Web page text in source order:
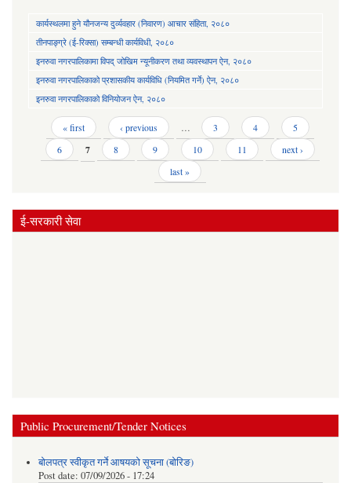
कार्यस्थलमा हुने यौनजन्य दुर्व्यवहार (निवारण) आचार संहिता, २०८०
तीनपाङ्ग्रे (ई-रिक्सा) सम्बन्धी कार्यविधी, २०८०
इनरुवा नगरपालिकामा विपद् जोखिम न्यूनीकरण तथा व्यवस्थापन ऐन, २०८०
इनरुवा नगरपालिकाको प्रशासकीय कार्यविधि (नियमित गर्ने) ऐन, २०८०
इनरुवा नगरपालिकाको विनियोजन ऐन, २०८०
Pages « first ‹ previous … 3 4
5
6
7 8 9 10 11
next ›
last »
ई-सरकारी सेवा
Public Procurement/Tender Notices
बोलपत्र स्वीकृत गर्ने आषयको सूचना (बोरिङ)
Post date: 07/09/2026 - 17:24